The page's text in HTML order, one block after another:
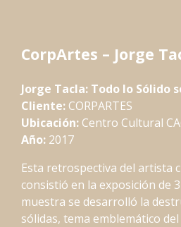
CorpArtes – Jorge
Jorge Tacla: Todo lo Sólido
Cliente: CORPARTES
Ubicación: Centro Cultural
Año: 2017
Esta retrospectiva del artista
consistió en la exposición de
muestra se desarrolló la
sólidas, tema emblemático